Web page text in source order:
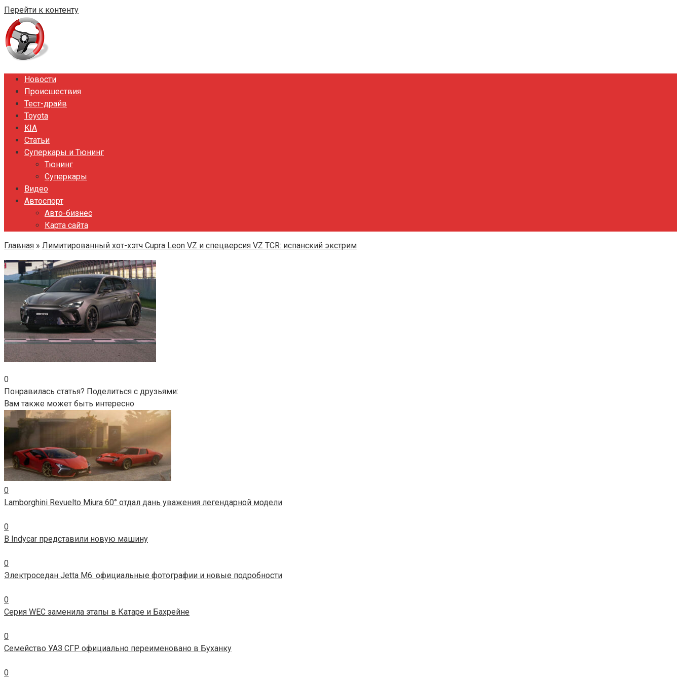
Перейти к контенту
Новости
Происшествия
Тест-драйв
Toyota
KIA
Статьи
Суперкары и Тюнинг
Тюнинг
Суперкары
Видео
Автоспорт
Авто-бизнес
Карта сайта
Главная » Лимитированный хот-хэтч Cupra Leon VZ и спецверсия VZ TCR: испанский экстрим
0
Понравилась статья? Поделиться с друзьями:
Вам также может быть интересно
0
Lamborghini Revuelto Miura 60° отдал дань уважения легендарной модели
0
В Indycar представили новую машину
0
Электроседан Jetta M6: официальные фотографии и новые подробности
0
Серия WEC заменила этапы в Катаре и Бахрейне
0
Семейство УАЗ СГР официально переименовано в Буханку
0